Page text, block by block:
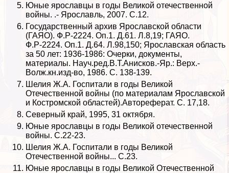
Юные ярославцы в годы Великой отечественной
войны. .- Ярославль, 2007. С.12.
Государственный архив Ярославской области
(ГАЯО). Ф.Р-2224. Оп.1. Д.61. Л.8,19; ГАЯО.
Ф.Р-2224. Оп.1. Д.64. Л.98,150; Ярославская область
за 50 лет: 1936-1986: Очерки, документы,
материалы. Науч.ред.В.Т.Анисков.-Яр.: Верх.-
Волж.кн.изд-во, 1986. С. 138-139.
Шелия Ж.А. Госпитали в годы Великой
Отечественной войны (по материалам Ярославской
и Костромской областей).Автореферат. С. 17,18.
Северный край, 1995, 31 октября.
Юные ярославцы в годы Великой отечественной
войны. С.22-23.
Шелия Ж.А. Госпитали в годы Великой
Отечественной войны... С.23.
Юные ярославцы в годы Великой Отечественной